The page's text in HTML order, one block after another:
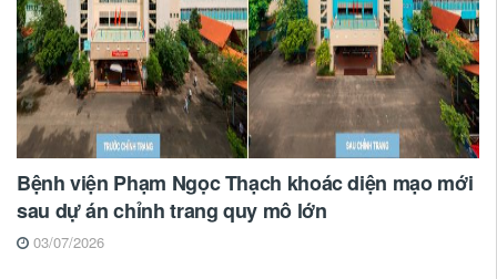
Bệnh viện Phạm Ngọc Thạch khoác diện mạo mới
sau dự án chỉnh trang quy mô lớn
03/07/2026